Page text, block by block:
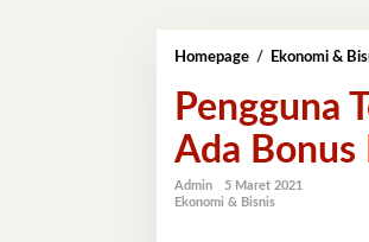
Homepage / Ekonomi &
Pengguna
Ada Bonus
Admin
5 Maret 2021
Ekonomi & Bisnis